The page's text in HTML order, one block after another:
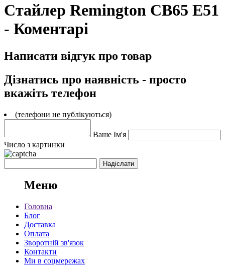
Стайлер Remington CB65 E51
- Коментарі
Написати відгук про товар
Дізнатись про наявність - просто
вкажіть телефон
(телефони не публікуються)
Ваше Ім'я
Число з картинки
Меню
Головна
Блог
Доставка
Оплата
Зворотній зв'язок
Контакти
Ми в соцмережах